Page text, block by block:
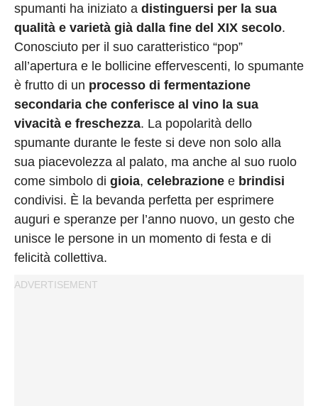
Cambia
Impostazioni
Privacy
Policy
spumanti ha iniziato a distinguersi per la sua
qualità e varietà già dalla fine del XIX secolo.
Conosciuto per il suo caratteristico “pop”
all’apertura e le bollicine effervescenti, lo spumante
è frutto di un processo di fermentazione
secondaria che conferisce al vino la sua
vivacità e freschezza. La popolarità dello
spumante durante le feste si deve non solo alla
sua piacevolezza al palato, ma anche al suo ruolo
come simbolo di gioia, celebrazione e brindisi
condivisi. È la bevanda perfetta per esprimere
auguri e speranze per l’anno nuovo, un gesto che
unisce le persone in un momento di festa e di
felicità collettiva.